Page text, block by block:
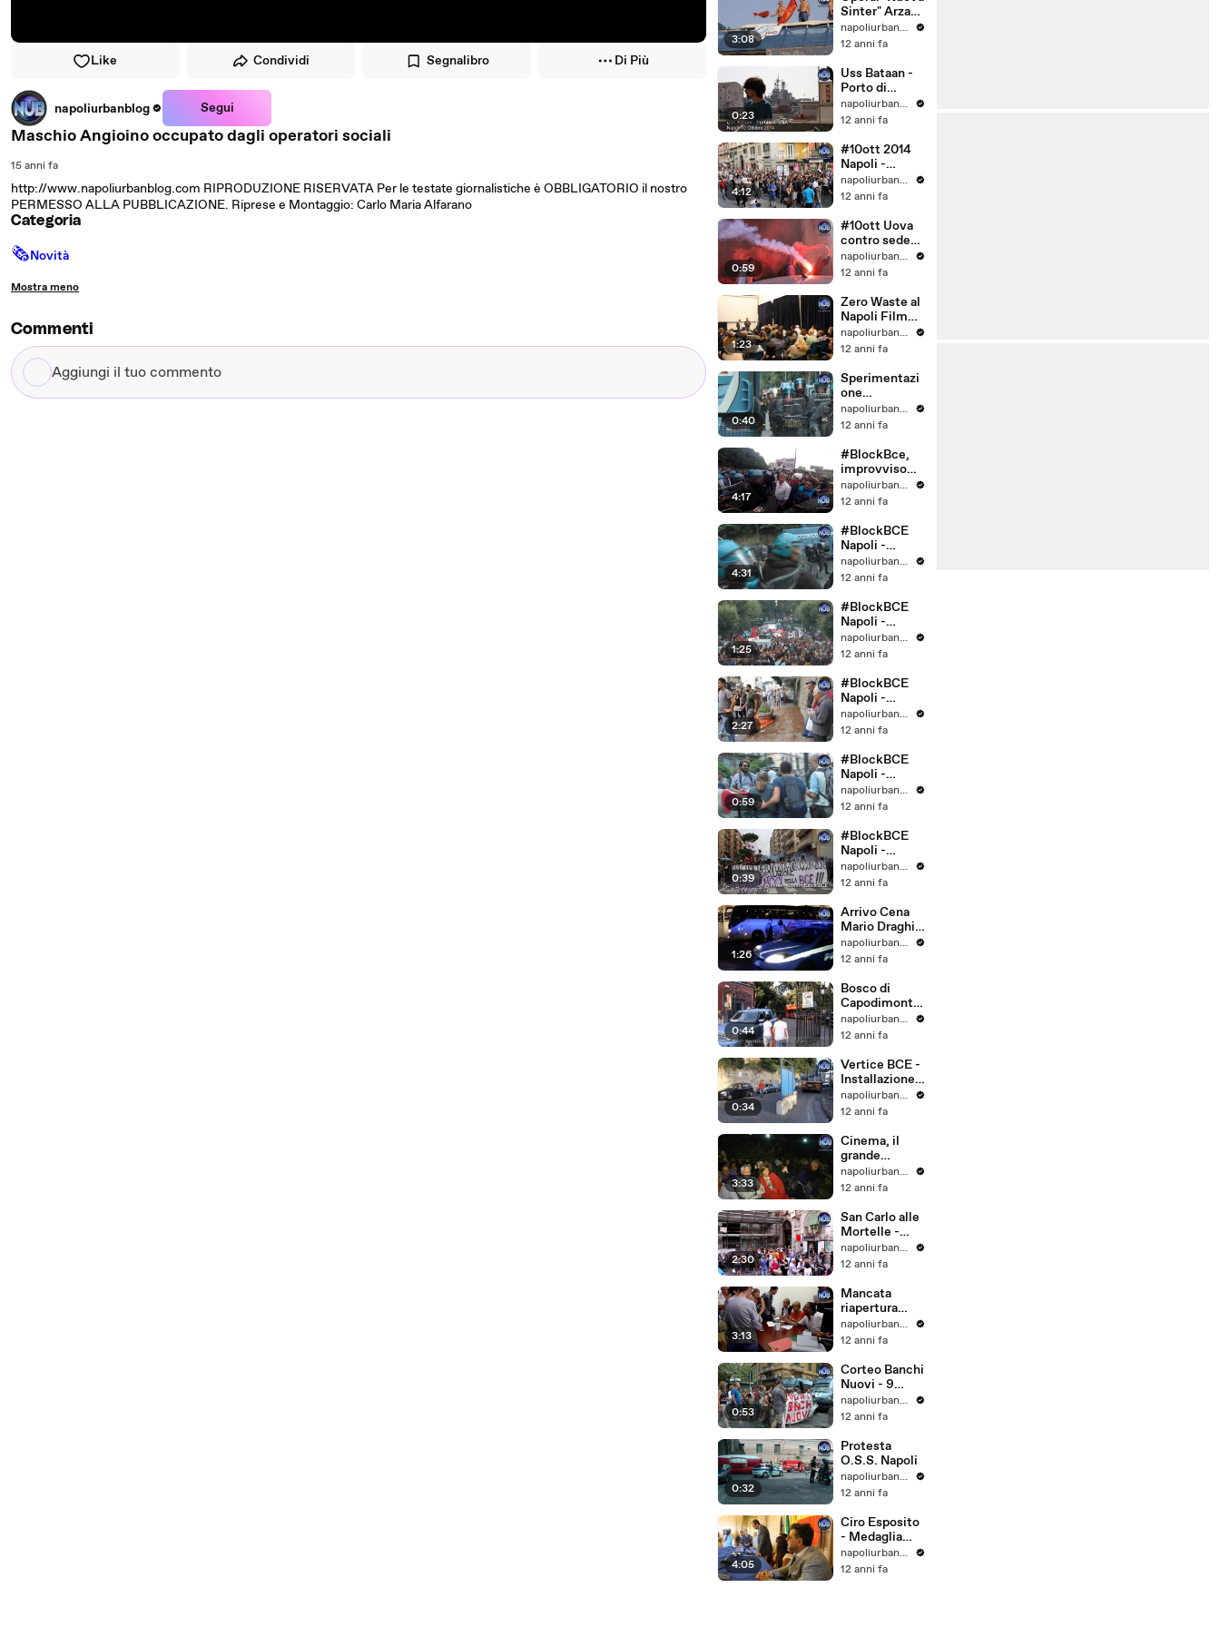
Like Condividi Segnalibro Di Più
napoliurbanblog Segui
Maschio Angioino occupato dagli operatori sociali
15 anni fa
http://www.napoliurbanblog.com RIPRODUZIONE RISERVATA Per le testate giornalistiche è OBBLIGATORIO il nostro
PERMESSO ALLA PUBBLICAZIONE. Riprese e Montaggio: Carlo Maria Alfarano
Categoria
🗞Novità
Mostra meno
Commenti
Aggiungi
il
3:08
Sinter" Arzano
in agitazione
napoliurbanblog
12 anni fa
0:23
Uss Bataan -
Porto di
Napoli
napoliurbanblog
12 anni fa
4:12
#10ott 2014
Napoli -
Corteo
studentesco
napoliurbanblog
12 anni fa
0:59
#10ott Uova
contro sede
Ministero
Lavoro -
napoliurbanblog
12 anni fa
1:23
Zero Waste al
Napoli Film
Festival
napoliurbanblog
12 anni fa
0:40
Sperimentazi
one
microcamera
Reparto
napoliurbanblog
12 anni fa
4:17
#BlockBce,
improvviso
lancio di
lacrimogeni e
manifestanti
napoliurbanblog
12 anni fa
4:31
#BlockBCE
Napoli -
Scontri
Polizia
napoliurbanblog
12 anni fa
1:25
#BlockBCE
Napoli -
Corteo Rione
Sanità
napoliurbanblog
12 anni fa
2:27
#BlockBCE
Napoli -
Corteo Colli
Aminei
napoliurbanblog
12 anni fa
0:59
#BlockBCE
Napoli -
Rilascio
arrestato
napoliurbanblog
12 anni fa
0:39
#BlockBCE
Napoli -
Fumogeni
Carcere
napoliurbanblog
12 anni fa
1:26
Arrivo Cena
Mario Draghi -
Vertice BCE
napoliurbanblog
12 anni fa
0:44
Bosco di
Capodimonte
in attesa del
vertice BCE
napoliurbanblog
12 anni fa
0:34
Vertice BCE -
Installazione
barriere
protezione
napoliurbanblog
12 anni fa
3:33
Cinema, il
grande
schermo
saluta la
napoliurbanblog
12 anni fa
2:30
San Carlo alle
Mortelle -
Targa Antonio
Altamura
napoliurbanblog
12 anni fa
3:13
Mancata
riapertura
Ostetricia -
Ospedale San
napoliurbanblog
12 anni fa
0:53
Corteo Banchi
Nuovi - 9
Settembre
2014
napoliurbanblog
12 anni fa
0:32
Protesta
O.S.S. Napoli
napoliurbanblog
12 anni fa
4:05
Ciro Esposito
- Medaglia
Comune
Napoli
napoliurbanblog
12 anni fa